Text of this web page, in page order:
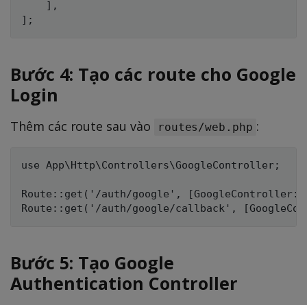
    ],
Bước 4: Tạo các route cho Google
Login
Thêm các route sau vào routes/web.php :
use App\Http\Controllers\GoogleController;
Route::get('/auth/google',
Bước 5: Tạo Google
Authentication Controller